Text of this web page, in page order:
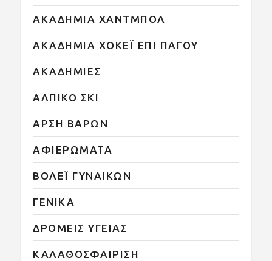
ΑΚΑΔΗΜΙΑ ΧΑΝΤΜΠΟΛ
ΑΚΑΔΗΜΙΑ ΧΟΚΕΪ ΕΠΙ ΠΑΓΟΥ
ΑΚΑΔΗΜΙΕΣ
ΑΛΠΙΚΟ ΣΚΙ
ΑΡΣΗ ΒΑΡΩΝ
ΑΦΙΕΡΩΜΑΤΑ
ΒΟΛΕΪ ΓΥΝΑΙΚΩΝ
ΓΕΝΙΚΑ
ΔΡΟΜΕΙΣ ΥΓΕΙΑΣ
ΚΑΛΑΘΟΣΦΑΙΡΙΣΗ